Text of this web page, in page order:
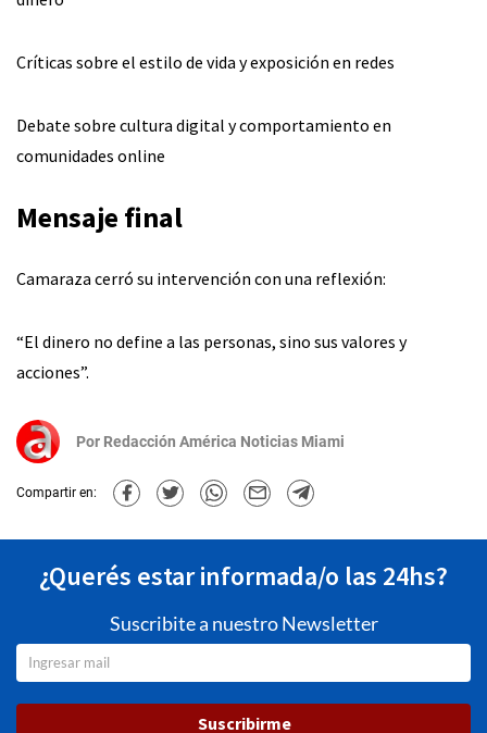
Críticas sobre el estilo de vida y exposición en redes
Debate sobre cultura digital y comportamiento en
comunidades online
Mensaje final
Camaraza cerró su intervención con una reflexión:
“El dinero no define a las personas, sino sus valores y
acciones”.
Por Redacción América Noticias Miami
Compartir en:
¿Querés estar informada/o las 24hs?
Suscribite a nuestro Newsletter
Suscribirme